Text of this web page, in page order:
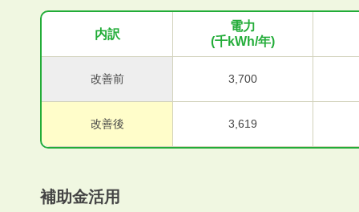
内訳
電力
(千kWh/年)
改善前 3,700
改善後 3,619
補助金活用